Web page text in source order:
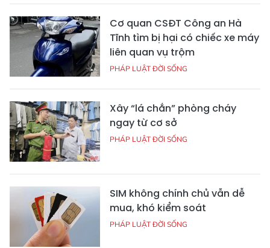
Cơ quan CSĐT Công an Hà
Tĩnh tìm bị hại có chiếc xe máy
liên quan vụ trộm
PHÁP LUẬT ĐỜI SỐNG
Xây “lá chắn” phòng cháy
ngay từ cơ sở
PHÁP LUẬT ĐỜI SỐNG
SIM không chính chủ vẫn dễ
mua, khó kiểm soát
PHÁP LUẬT ĐỜI SỐNG